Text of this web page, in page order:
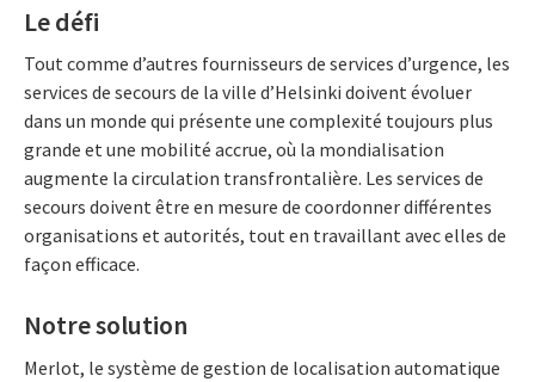
Le défi
Tout comme d’autres fournisseurs de services d’urgence, les
services de secours de la ville d’Helsinki doivent évoluer
dans un monde qui présente une complexité toujours plus
grande et une mobilité accrue, où la mondialisation
augmente la circulation transfrontalière. Les services de
secours doivent être en mesure de coordonner différentes
organisations et autorités, tout en travaillant avec elles de
façon efficace.
Notre solution
Merlot, le système de gestion de localisation automatique